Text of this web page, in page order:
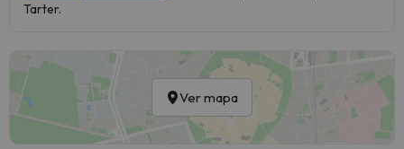
Tarter.
Ver mapa